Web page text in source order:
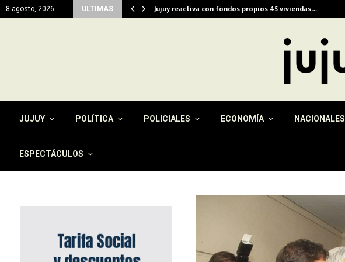
8 agosto, 2026 ULTIMAS Jujuy reactiva con fondos propios 45 viviendas…
JUJUY POLÍTICA POLICIALES ECONOMÍA NACIONALES
ESPECTÁCULOS